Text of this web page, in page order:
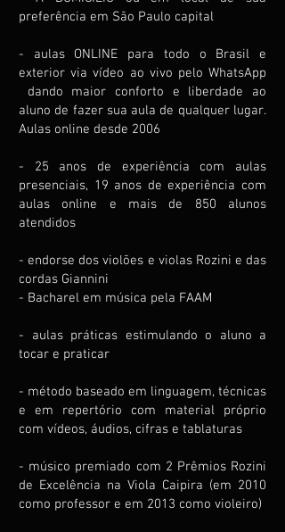
preferência em São Paulo capital
- aulas ONLINE para todo o Brasil e
exterior via vídeo ao vivo pelo WhatsApp
dando maior conforto e liberdade ao
aluno de fazer sua aula de qualquer lugar.
Aulas online desde 2006
- 25 anos de experiência com aulas
presenciais, 19 anos de experiência com
aulas online e mais de 850 alunos
atendidos
- endorse dos violões e violas Rozini e das
cordas Giannini
- Bacharel em música pela FAAM
- aulas práticas estimulando o aluno a
tocar e praticar
- método baseado em linguagem, técnicas
e em repertório com material próprio
com vídeos, áudios, cifras e tablaturas
- músico premiado com 2 Prêmios Rozini
de Excelência na Viola Caipira (em 2010
como professor e em 2013 como violeiro)